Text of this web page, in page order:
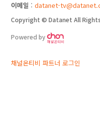
이메일 : datanet-
Copyright © Datanet All
Powered by
채널온티비 파트너 로그인